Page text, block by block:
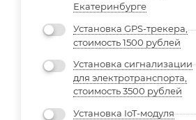
Екатеринбурге
Установка GPS-трекера,
стоимость 1500 рублей
Установка сигнализации
для электротранспорта,
стоимость 3500 рублей
Установка IoT-модуля